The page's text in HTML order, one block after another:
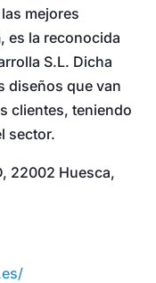
mejores
, es la reconocida
S.L. Dicha
diseños que van
clientes, teniendo
sector.
22002 Huesca,